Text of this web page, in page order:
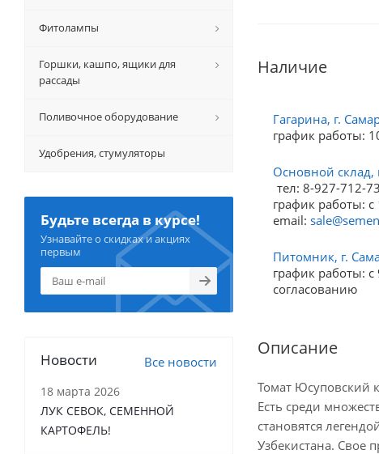
Наличие
Гагарина, г.
график работы:
Основной склад,
тел: 8-927-712-
график работы:
email:
Питомник, г.
график работы:
согласованию
Описание
Томат Юсуповский
Есть среди
становятся
Узбекистана. Свое
Фитолампы
Горшки, кашпо, ящики для
рассады
Поливочное оборудование
Удобрения, стумуляторы
Будьте всегда в курсе!
Узнавайте о скидках и акциях
первым
Новости Все новости
18 марта 2026
ЛУК СЕВОК, СЕМЕННОЙ
КАРТОФЕЛЬ!